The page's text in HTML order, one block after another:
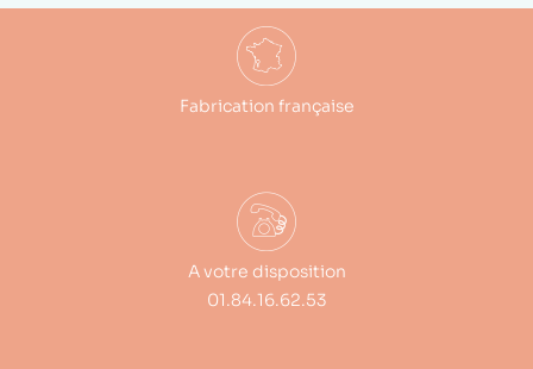
Fabrication française
A votre disposition
01.84.16.62.53